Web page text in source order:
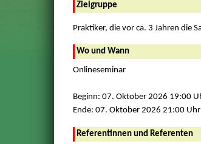
Zielgruppe
Praktiker, die vor ca. 3 Jahren die
Wo und Wann
Onlineseminar
Beginn: 07. Oktober 2026 19:00
Ende: 07. Oktober 2026 21:00 Uhr
Referentinnen und Referenten